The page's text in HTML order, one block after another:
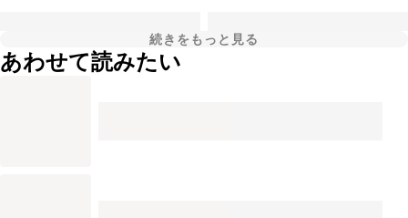
続きをもっと見る
あわせて読みたい